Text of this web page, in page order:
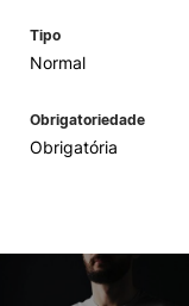
Tipo
Normal
Obrigatoriedade
Obrigatória